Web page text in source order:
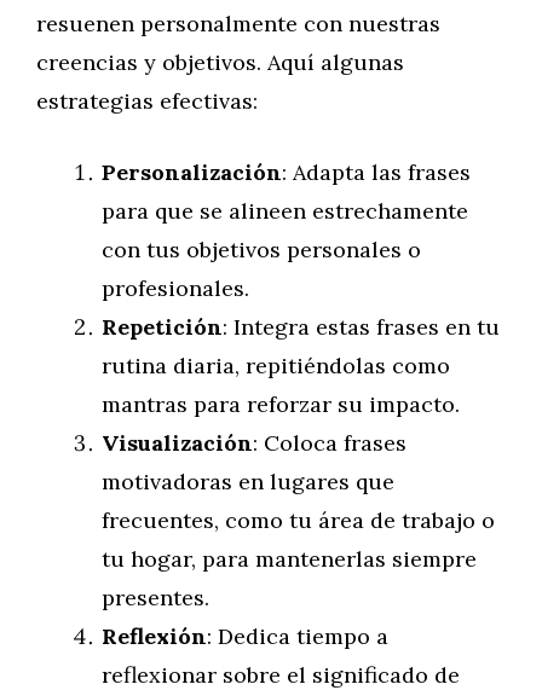
resuenen personalmente con nuestras
creencias y objetivos. Aquí algunas
estrategias efectivas:
Personalización: Adapta las frases
para que se alineen estrechamente
con tus objetivos personales o
profesionales.
Repetición: Integra estas frases en tu
rutina diaria, repitiéndolas como
mantras para reforzar su impacto.
Visualización: Coloca frases
motivadoras en lugares que
frecuentes, como tu área de trabajo o
tu hogar, para mantenerlas siempre
presentes.
Reflexión: Dedica tiempo a
reflexionar sobre el significado de